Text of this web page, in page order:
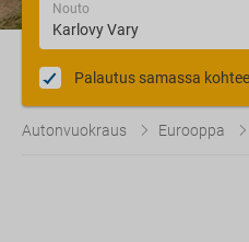
Nouto
Palautus samassa
Autonvuokraus Eurooppa